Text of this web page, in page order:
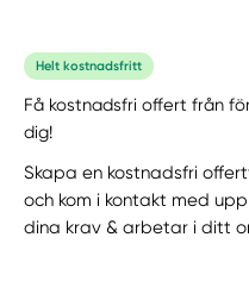
Helt kostnadsfritt
Få kostnadsfri offert från
dig!
Skapa en kostnadsfri
och kom i kontakt med
dina krav & arbetar i ditt